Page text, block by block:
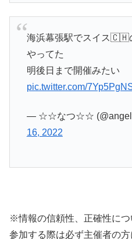
海浜幕張駅でスイス🇨🇭
やってた
明後日まで開催みたい
pic.twitter.com/
— ☆☆なつ☆☆
16, 2022
※情報の信頼性、正確性につ
参加する際は必ず主催者の方